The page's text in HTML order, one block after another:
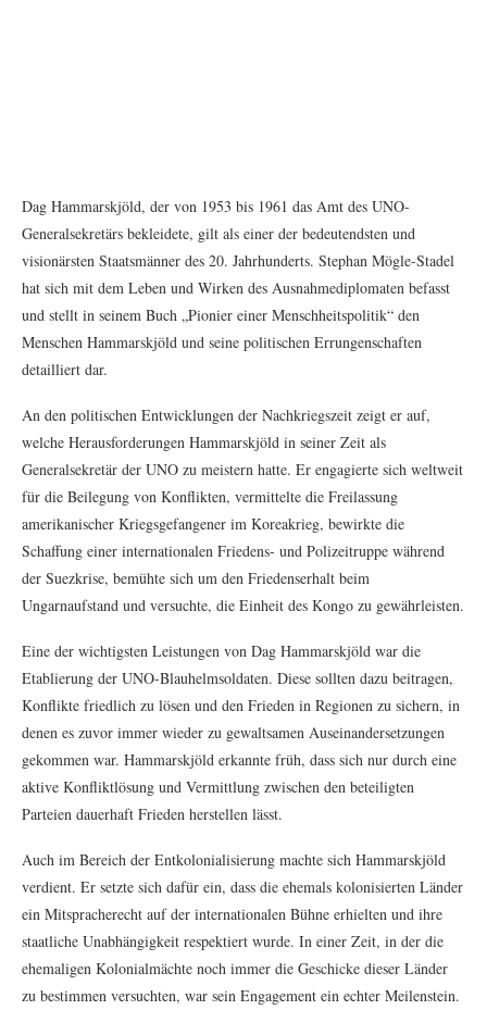
Dag Hammarskjöld, der von 1953 bis 1961 das Amt des UNO-
Generalsekretärs bekleidete, gilt als einer der bedeutendsten und
visionärsten Staatsmänner des 20. Jahrhunderts. Stephan Mögle-Stadel
hat sich mit dem Leben und Wirken des Ausnahmediplomaten befasst
und stellt in seinem Buch „Pionier einer Menschheitspolitik“ den
Menschen Hammarskjöld und seine politischen Errungenschaften
detailliert dar.
An den politischen Entwicklungen der Nachkriegszeit zeigt er auf,
welche Herausforderungen Hammarskjöld in seiner Zeit als
Generalsekretär der UNO zu meistern hatte. Er engagierte sich weltweit
für die Beilegung von Konflikten, vermittelte die Freilassung
amerikanischer Kriegsgefangener im Koreakrieg, bewirkte die
Schaffung einer internationalen Friedens- und Polizeitruppe während
der Suezkrise, bemühte sich um den Friedenserhalt beim
Ungarnaufstand und versuchte, die Einheit des Kongo zu gewährleisten.
Eine der wichtigsten Leistungen von Dag Hammarskjöld war die
Etablierung der UNO-Blauhelmsoldaten. Diese sollten dazu beitragen,
Konflikte friedlich zu lösen und den Frieden in Regionen zu sichern, in
denen es zuvor immer wieder zu gewaltsamen Auseinandersetzungen
gekommen war. Hammarskjöld erkannte früh, dass sich nur durch eine
aktive Konfliktlösung und Vermittlung zwischen den beteiligten
Parteien dauerhaft Frieden herstellen lässt.
Auch im Bereich der Entkolonialisierung machte sich Hammarskjöld
verdient. Er setzte sich dafür ein, dass die ehemals kolonisierten Länder
ein Mitspracherecht auf der internationalen Bühne erhielten und ihre
staatliche Unabhängigkeit respektiert wurde. In einer Zeit, in der die
ehemaligen Kolonialmächte noch immer die Geschicke dieser Länder
zu bestimmen versuchten, war sein Engagement ein echter Meilenstein.